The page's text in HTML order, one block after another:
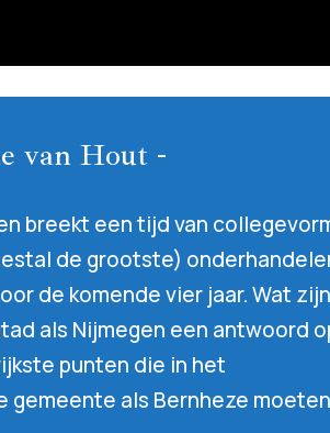
van Hout -
breekt een tijd van
de grootste)
de komende vier jaar. Wat
als Nijmegen een antwoord
punten die in het
gemeente als Bernheze moeten